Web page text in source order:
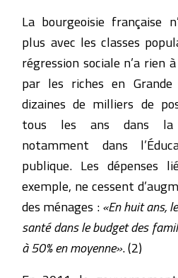
La bourgeoisie française
plus avec les classes
régression sociale n’a rien
par les riches en
dizaines de milliers de
tous les ans dans la
notamment dans
publique. Les dépenses
exemple, ne cessent
des ménages :«En huit ans,
santé dans le budget des
à 50% en moyenne». (2)